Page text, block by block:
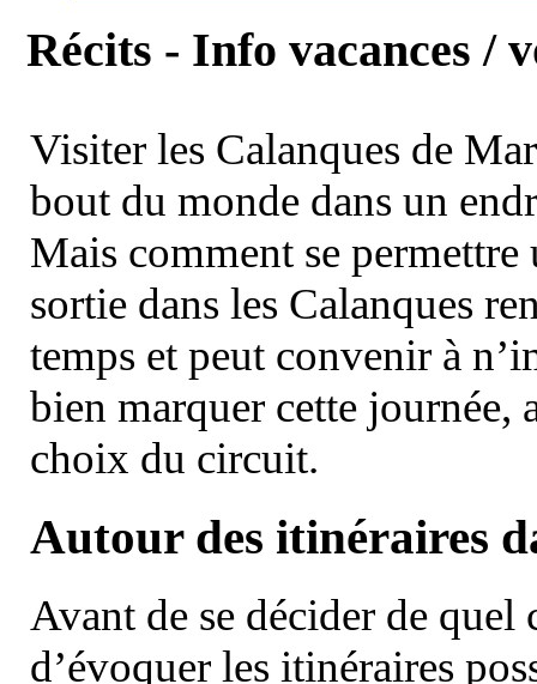
Récits - Info vacances /
Visiter les Calanques de
bout du monde dans un
Mais comment se permettre
sortie dans les Calanques
temps et peut convenir à
bien marquer cette journée,
choix du circuit.
Autour des itinéraires
Avant de se décider de
d’évoquer les itinéraires